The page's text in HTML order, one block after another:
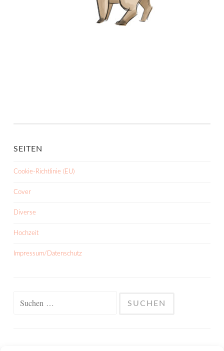
SEITEN
Cookie-Richtlinie (EU)
Cover
Diverse
Hochzeit
Impressum/Datenschutz